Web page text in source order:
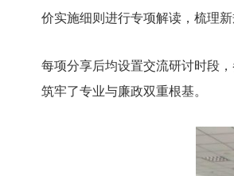
价实施细则进行专项解读，梳理
每项分享后均设置交流研讨时段
筑牢了专业与廉政双重根基。